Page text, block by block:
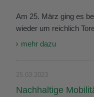
Am 25. März ging es
wieder um reichlich
mehr dazu
25.03.2023
Nachhaltige